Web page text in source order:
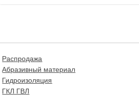
Распродажа
Абразивный материал
Гидроизоляция
ГКЛ ГВЛ